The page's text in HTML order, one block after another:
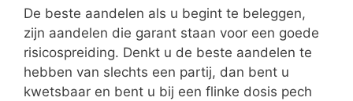
De beste aandelen als u begint te beleggen,
zijn aandelen die garant staan voor een goede
risicospreiding. Denkt u de beste aandelen te
hebben van slechts een partij, dan bent u
kwetsbaar en bent u bij een flinke dosis pech